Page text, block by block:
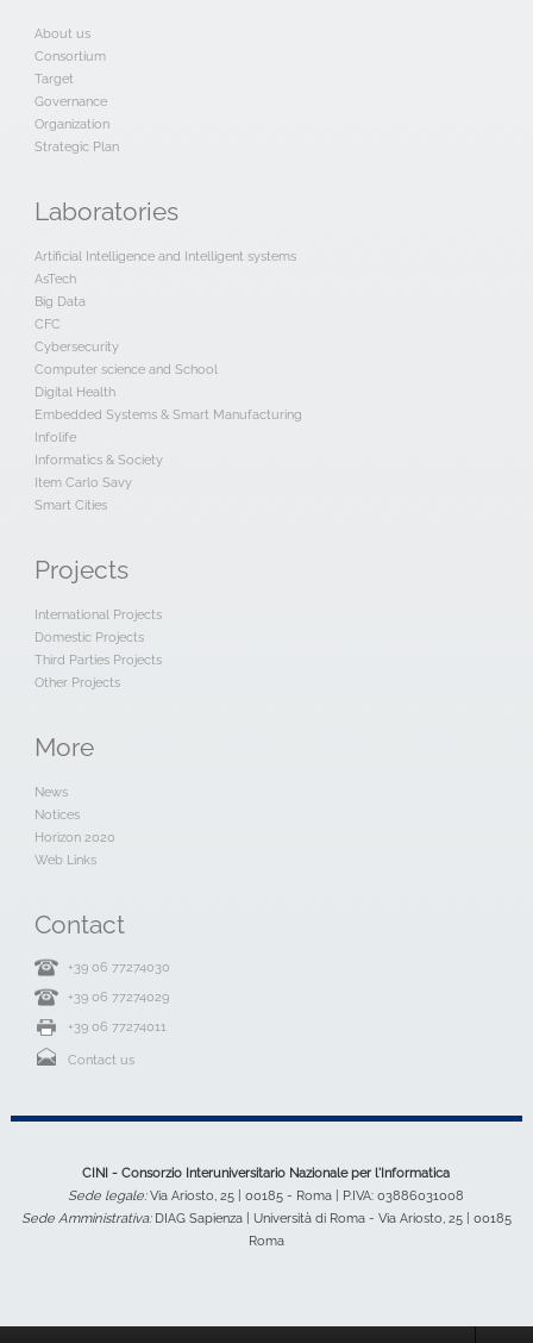
About us
Consortium
Target
Governance
Organization
Strategic Plan
Laboratories
Artificial Intelligence and Intelligent systems
AsTech
Big Data
CFC
Cybersecurity
Computer science and School
Digital Health
Embedded Systems & Smart Manufacturing
Infolife
Informatics & Society
Item Carlo Savy
Smart Cities
Projects
International Projects
Domestic Projects
Third Parties Projects
Other Projects
More
News
Notices
Horizon 2020
Web Links
Contact
+39 06 77274030
+39 06 77274029
+39 06 77274011
Contact us
CINI - Consorzio Interuniversitario Nazionale per l'Informatica
Sede legale:Via Ariosto, 25 | 00185 - Roma | P.IVA: 03886031008
Sede Amministrativa:DIAG Sapienza | Università di Roma - Via Ariosto, 25 | 00185
Roma